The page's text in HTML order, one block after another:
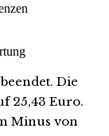
Die
25,43 Euro.
Minus von